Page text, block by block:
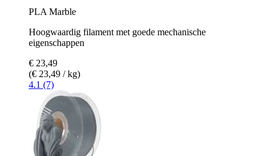
PLA Marble
Hoogwaardig filament met goede mechanische
eigenschappen
€ 23,49
(€ 23,49 / kg)
4.1 (7)